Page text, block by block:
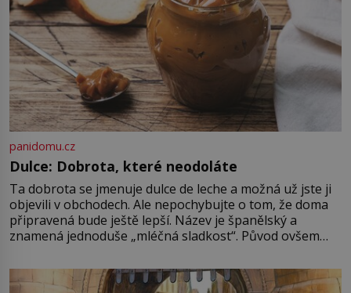
panidomu.cz
Dulce: Dobrota, které neodoláte
Ta dobrota se jmenuje dulce de leche a možná už jste ji
objevili v obchodech. Ale nepochybujte o tom, že doma
připravená bude ještě lepší. Název je španělský a
znamená jednoduše „mléčná sladkost“. Původ ovšem
pře hned několik latinskoamerických zemí a k tomu
Francie, kde se traduje,